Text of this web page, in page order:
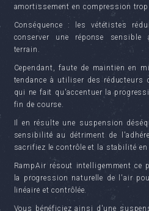
amortissement en compression
Conséquence : les vététistes
conserver une réponse
terrain.
Cependant, faute de maintien en
tendance à utiliser des réducteurs
qui ne fait qu'accentuer la
fin de course.
Il en résulte une suspension
sensibilité au détriment de
sacrifiez le contrôle et la stabilité en
RampAir résout intelligemment ce
la progression naturelle de l'air
linéaire et contrôlée.
Vous bénéficiez ainsi d'une